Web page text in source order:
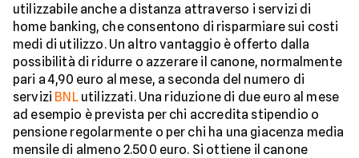
utilizzabile anche a distanza attraverso i servizi di
home banking, che consentono di risparmiare sui costi
medi di utilizzo. Un altro vantaggio è offerto dalla
possibilità di ridurre o azzerare il canone, normalmente
pari a 4,90 euro al mese, a seconda del numero di
servizi BNLutilizzati. Una riduzione di due euro al mese
ad esempio è prevista per chi accredita stipendio o
pensione regolarmente o per chi ha una giacenza media
mensile di almeno 2.500 euro. Si ottiene il canone